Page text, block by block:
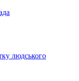
людського